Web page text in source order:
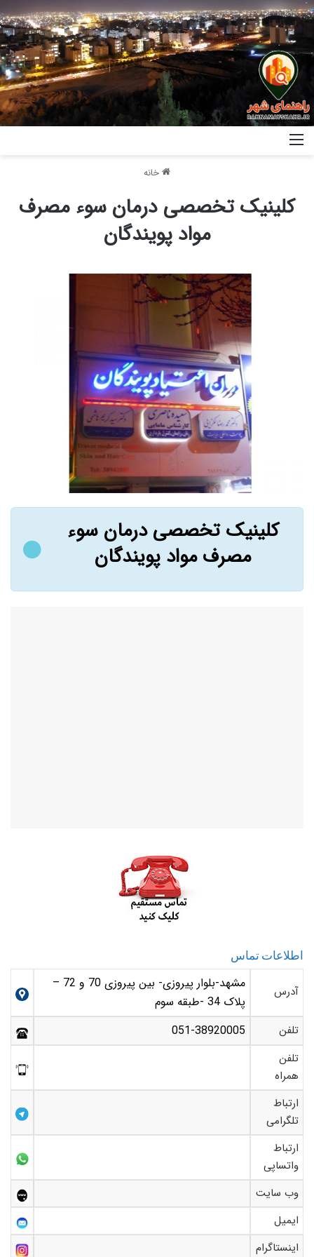
خانه
کلینیک تخصصی درمان سوء مصرف
مواد پویندگان
کلینیک تخصصی درمان سوء
مصرف مواد پویندگان
اطلاعات تماس
آدرس
مشهد-بلوار پیروزی- بین پیروزی 70 و 72 –
پلاک 34 -طبقه سوم
تلفن 051-38920005
تلفن
همراه
ارتباط
تلگرامی
ارتباط
واتساپی
وب سایت
ایمیل
اینستاگرام